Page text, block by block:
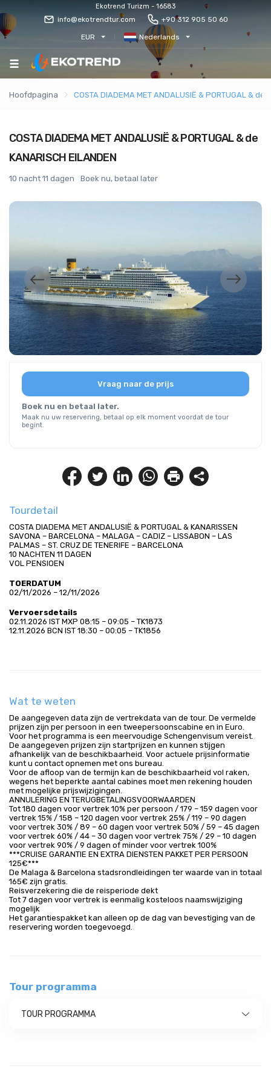
Ekotrend Turizm - 16583
info@ekotrendtur.com +90 312 905 50 60
EUR Nederlands
Hoofdpagina COSTA DIADEMA MET ANDALUSIË & PORTUGAL & de
Tourdetail
COSTA DIADEMA MET ANDALUSIË & PORTUGAL & KANARISSEN
SAVONA – BARCELONA – MALAGA – CADIZ – LISSABON – LAS
PALMAS – ST. CRUZ DE TENERIFE – BARCELONA
10 NACHTEN 11 DAGEN
VOL PENSIOEN
TOERDATUM
02/11/2026 – 12/11/2026
Vervoersdetails
02.11.2026 IST MXP 08:15 – 09:05 – TK1873
12.11.2026 BCN IST 18:30 – 00:05 – TK1856
Wat te weten
De aangegeven data zijn de vertrekdata van de tour. De vermelde
prijzen zijn per persoon in een tweepersoonscabine en in Euro.
Voor het programma is een meervoudige Schengenvisum vereist.
De aangegeven prijzen zijn startprijzen en kunnen stijgen
afhankelijk van de beschikbaarheid. Voor actuele prijsinformatie
kunt u contact opnemen met ons bureau.
Voor de afloop van de termijn kan de beschikbaarheid vol raken,
wegens het beperkte aantal cabines moet men rekening houden
met mogelijke prijswijzigingen.
ANNULERING EN TERUGBETALINGSVOORWAARDEN
Tot 180 dagen voor vertrek 10% per persoon / 179 – 159 dagen voor
vertrek 15% / 158 – 120 dagen voor vertrek 25% / 119 – 90 dagen
voor vertrek 30% / 89 – 60 dagen voor vertrek 50% / 59 – 45 dagen
voor vertrek 60% / 44 – 30 dagen voor vertrek 75% / 29 – 10 dagen
voor vertrek 90% / 9 dagen of minder voor vertrek 100%
***CRUISE GARANTIE EN EXTRA DIENSTEN PAKKET PER PERSOON
125€***
De Malaga & Barcelona stadsrondleidingen ter waarde van in totaal
165€ zijn gratis.
Reisverzekering die de reisperiode dekt
Tot 7 dagen voor vertrek is eenmalig kosteloos naamswijziging
mogelijk
Het garantiespakket kan alleen op de dag van bevestiging van de
reservering worden toegevoegd.
Tour programma
TOUR PROGRAMMA
COSTA DIADEMA MET ANDALUSIË & PORTUGAL & de
KANARISCH EILANDEN
10 nacht 11 dagen Boek nu, betaal later
Vraag naar de prijs
Boek nu en betaal later.
Maak nu uw reservering, betaal op elk moment voordat de tour
begint.